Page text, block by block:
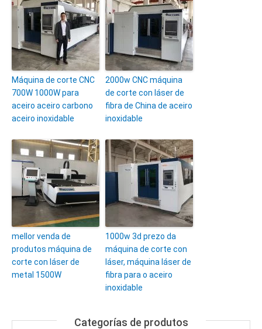
Máquina de corte CNC
700W 1000W para
aceiro aceiro carbono
aceiro inoxidable
2000w CNC máquina
de corte con láser de
fibra de China de aceiro
inoxidable
mellor venda de
produtos máquina de
corte con láser de
metal 1500W
1000w 3d prezo da
máquina de corte con
láser, máquina láser de
fibra para o aceiro
inoxidable
Categorías de produtos